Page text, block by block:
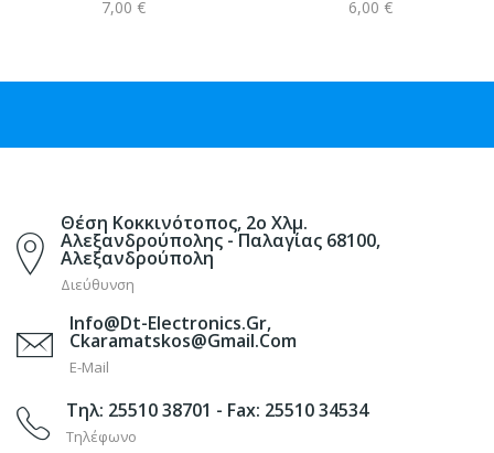
7,00 € 6,00 €
Θέση Κοκκινότοπος, 2ο Χλμ.
Αλεξανδρούπολης - Παλαγίας 68100,
Αλεξανδρούπολη
Διεύθυνση
Info@dt-Electronics.gr,
Ckaramatskos@gmail.com
E-Mail
Τηλ: 25510 38701 - Fax: 25510 34534
Τηλέφωνο